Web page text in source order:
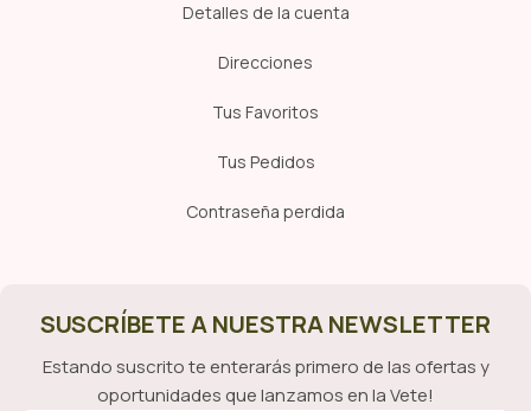
Detalles de la cuenta
Direcciones
Tus Favoritos
Tus Pedidos
Contraseña perdida
SUSCRÍBETE A NUESTRA NEWSLETTER
Estando suscrito te enterarás primero de las ofertas y
oportunidades que lanzamos en la Vete!